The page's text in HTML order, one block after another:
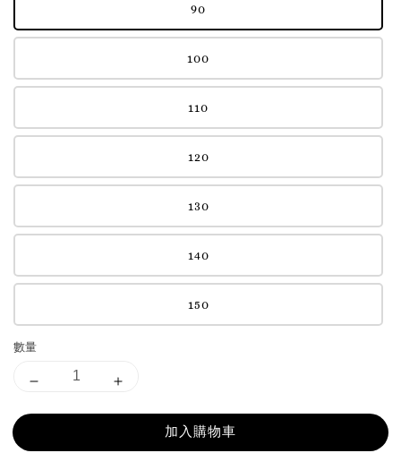
90
100
110
120
130
140
150
數量
加入購物車